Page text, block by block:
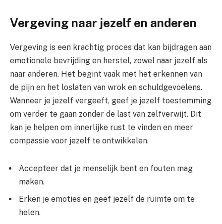
Vergeving naar jezelf en anderen
Vergeving is een krachtig proces dat kan bijdragen aan
emotionele bevrijding en herstel, zowel naar jezelf als
naar anderen. Het begint vaak met het erkennen van
de pijn en het loslaten van wrok en schuldgevoelens.
Wanneer je jezelf vergeeft, geef je jezelf toestemming
om verder te gaan zonder de last van zelfverwijt. Dit
kan je helpen om innerlijke rust te vinden en meer
compassie voor jezelf te ontwikkelen.
Accepteer dat je menselijk bent en fouten mag
maken.
Erken je emoties en geef jezelf de ruimte om te
helen.